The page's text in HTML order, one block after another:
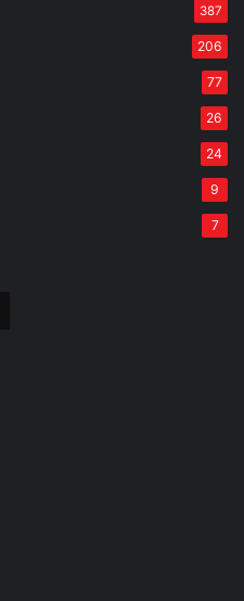
387
206
77
26
24
9
7